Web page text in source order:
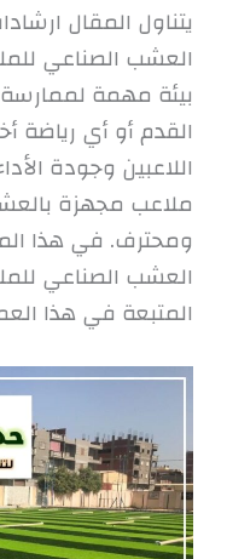
يتناول المقال
العشب الصناعي
بيئة مهمة
القدم أو أي
اللاعبين وجودة
ملاعب مجهزة
ومحترف. في هذا
العشب الصناعي
المتبعة في هذا